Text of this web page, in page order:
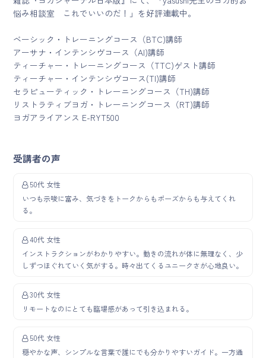
悩み相談室 これでいいのだ！」を好評連載中。
ベーシック・トレーニングコース（BTC)講師
アーサナ・インテンシヴコース（AI)講師
ティーチャー・トレーニングコース（TTC)ゲスト講師
ティーチャー・インテンシヴコース(TI)講師
セラピューティック・トレーニングコース（TH)講師
リストラティブヨガ・トレーニングコース（RT)講師
ヨガアライアンス E-RYT500
受講者の声
50代 女性
いつも示唆に富み、気づきをトークからもポーズからも与えてくれ
る。
40代 女性
インストラクションがわかりやすい。動きの流れが体に無理なく、少
しずつほぐれていく気がする。時々出てくるユニークさが心地良い。
30代 女性
リモートなのにとても臨場感があって引き込まれる。
50代 女性
穏やかな声、シンプルな言葉で誰にでも分かりやすいガイド。一方通